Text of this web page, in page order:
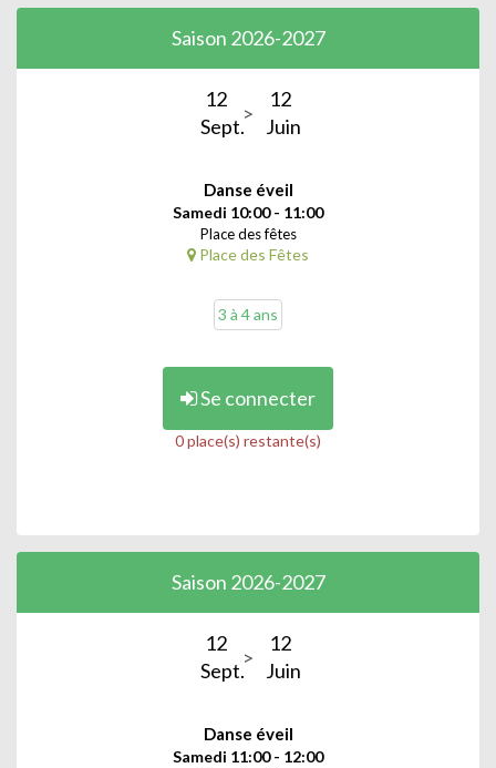
Saison 2026-2027
12
Sept.
12
Juin
Danse éveil
Samedi 10:00 - 11:00
Place des fêtes
Place des Fêtes
3 à 4 ans
Se connecter
0 place(s) restante(s)
Saison 2026-2027
12
Sept.
12
Juin
Danse éveil
Samedi 11:00 - 12:00